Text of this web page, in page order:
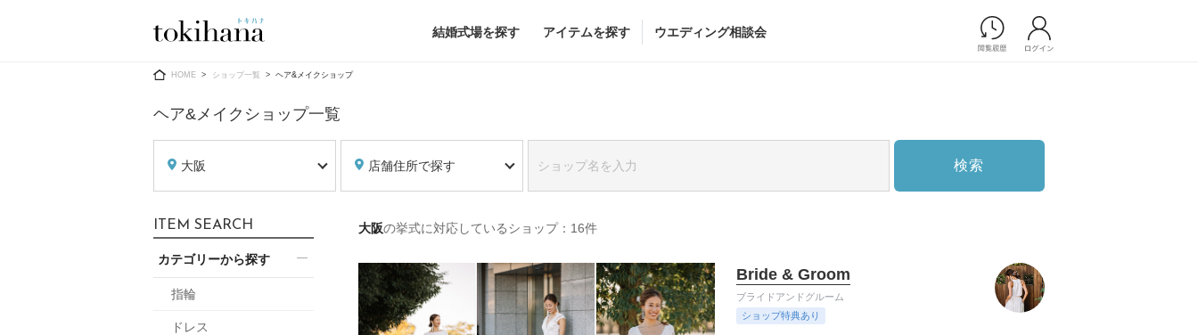
結婚式場を探す アイテムを探す
Ring
すべてのアイテム
指輪ショップ一覧
Dress
ウエディングドレス （メーカー直
カラードレス
カラードレス （メーカー直送）
和装
会場装花
すべてのアイテム
フラワーショップ一覧
ヘア&メイクショップ一覧
ブライダルエステショップ一覧
家族フォト/ペット撮影
ウエディング相談会
HOME ショップ一覧 ヘア&メイクショップ
ヘア&メイクショップ一覧
大阪 店舗住所で探す 検索
大阪の挙式に対応しているショップ：16件
Bride & Groom
ブライドアンドグルーム
ショップ特典あり
ITEM SEARCH
カテゴリーから探す
指輪
ドレス